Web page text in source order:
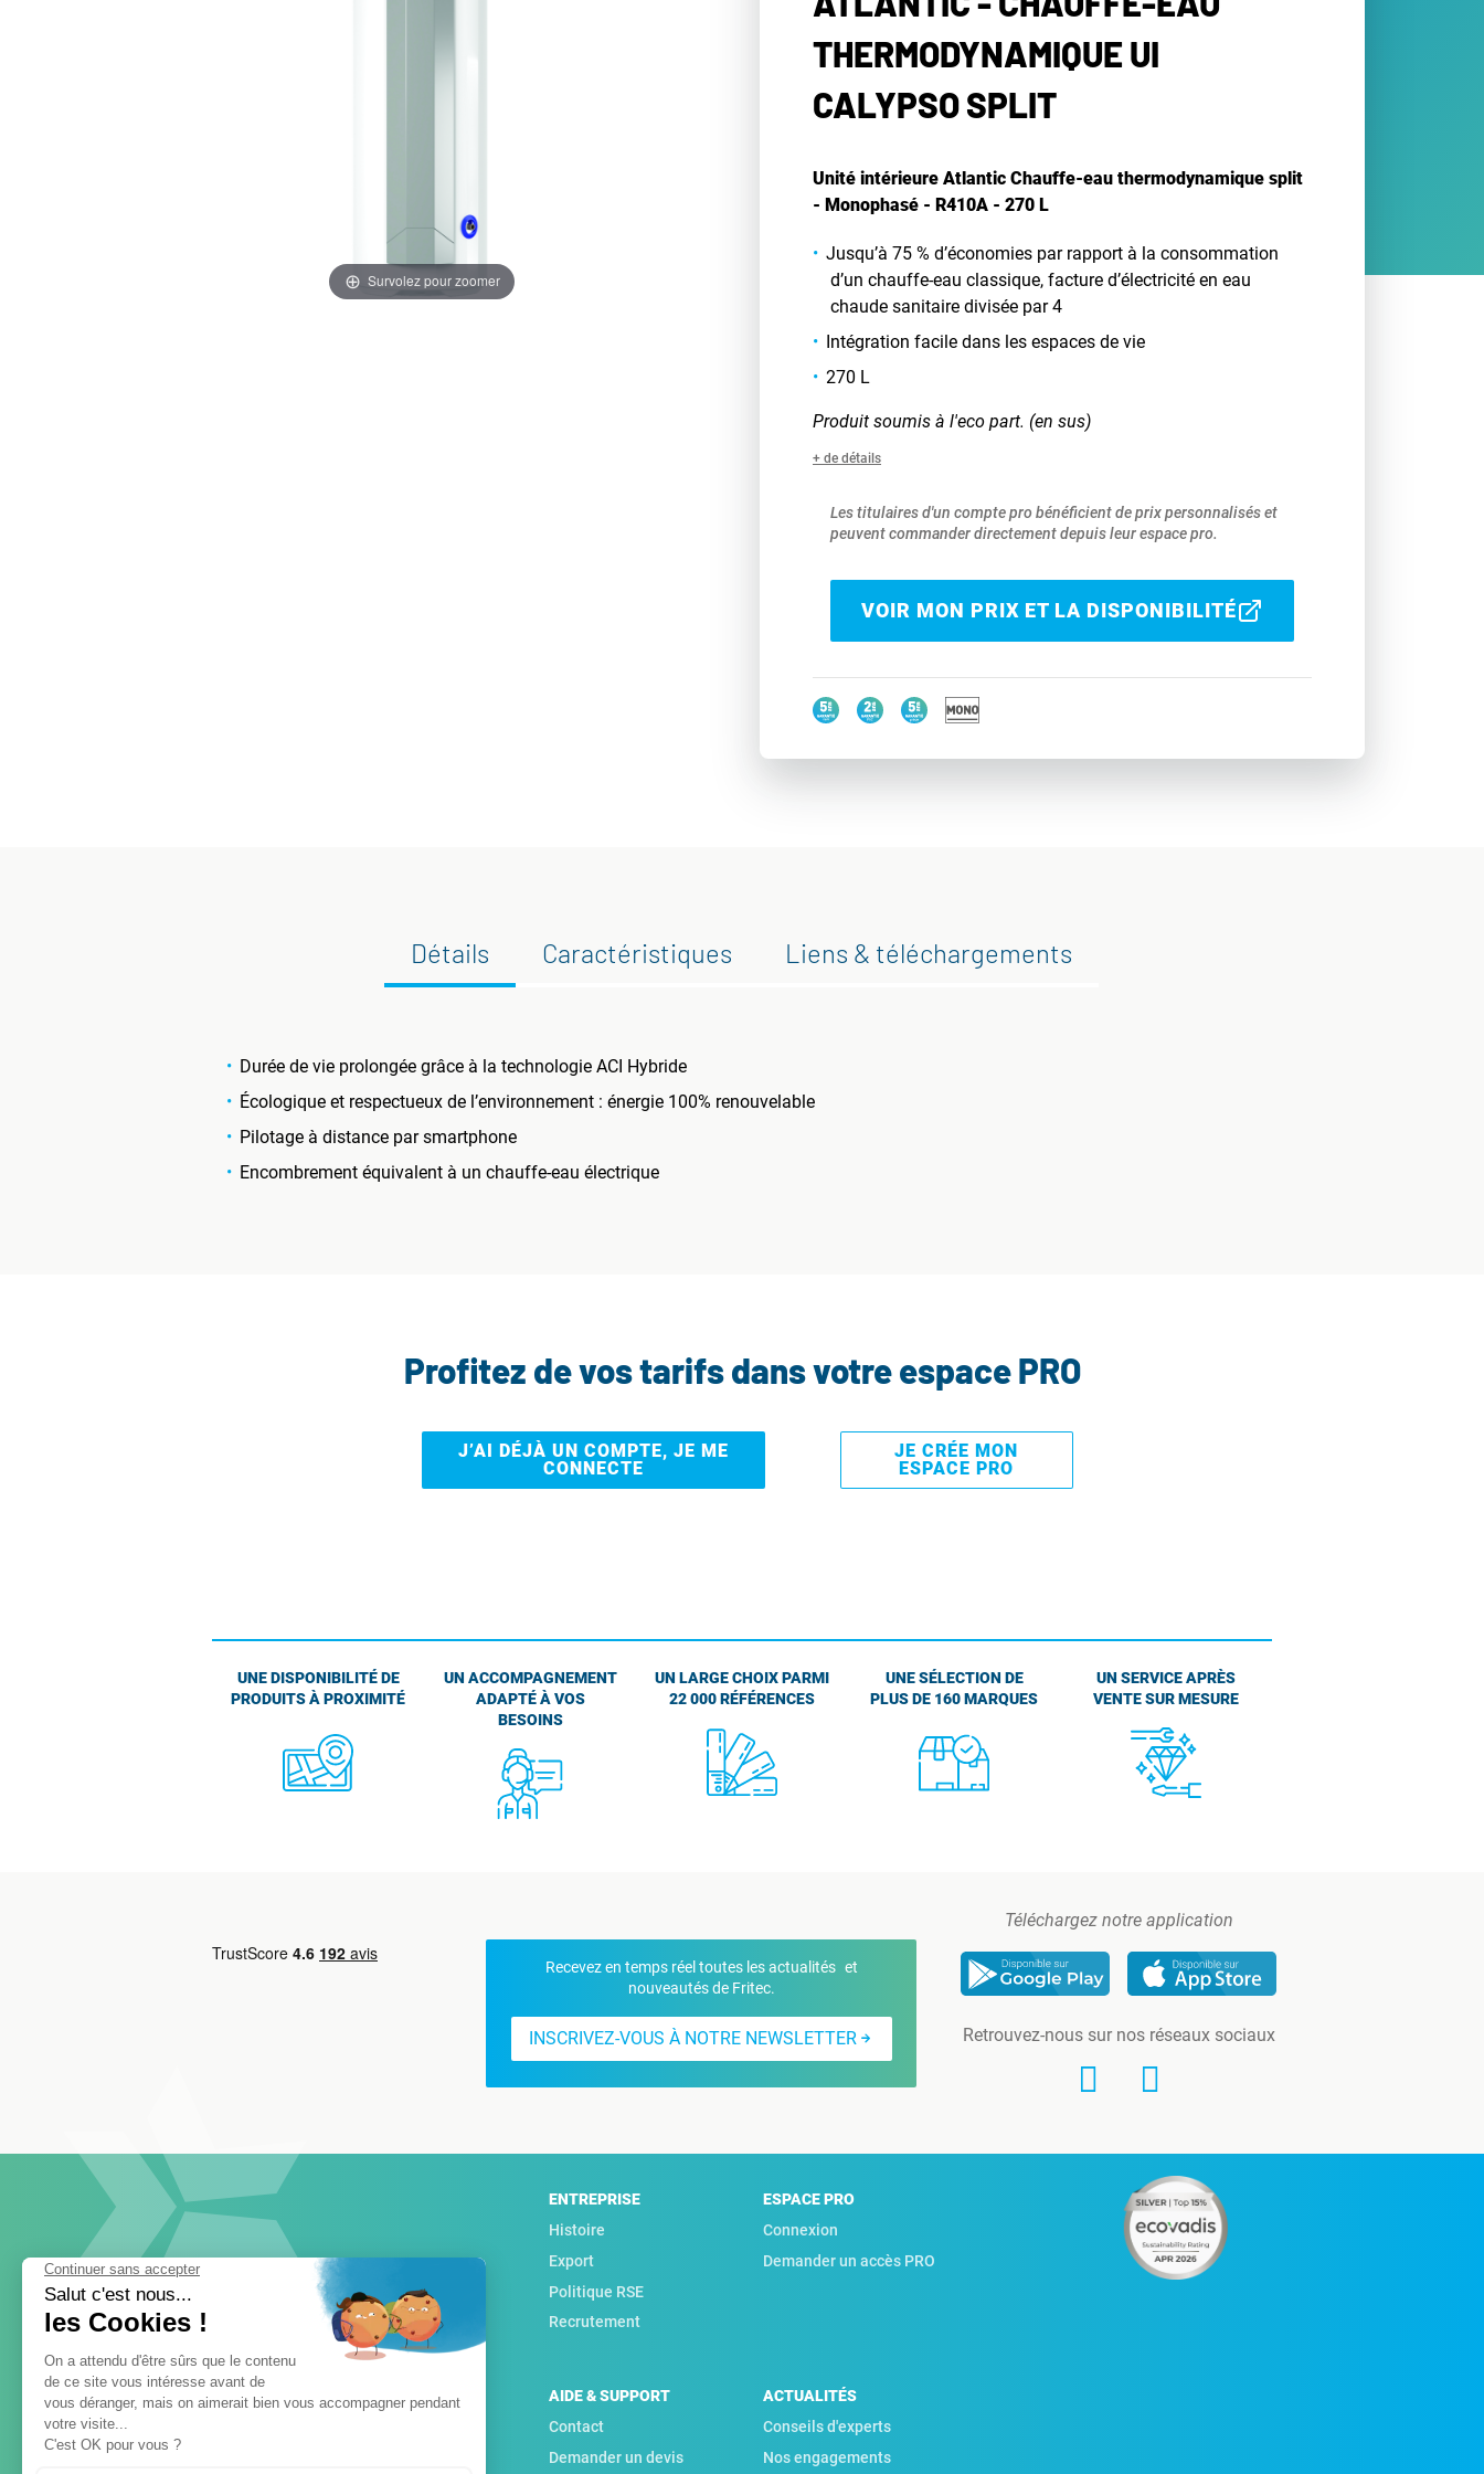
Survolez pour zoomer
THERMODYNAMIQUE UI
CALYPSO SPLIT
Unité intérieure Atlantic Chauffe-eau thermodynamique split
- Monophasé - R410A - 270 L
Jusqu’à 75 % d’économies par rapport à la consommation
d’un chauffe-eau classique, facture d’électricité en eau
chaude sanitaire divisée par 4
Intégration facile dans les espaces de vie
270 L
Produit soumis à l'eco part. (en sus)
+ de détails
Les titulaires d'un compte pro bénéficient de prix personnalisés et
peuvent commander directement depuis leur espace pro.
VOIR MON PRIX ET LA DISPONIBILITÉ
Détails Caractéristiques Liens & téléchargements
Durée de vie prolongée grâce à la technologie ACI Hybride
Écologique et respectueux de l’environnement : énergie 100% renouvelable
Pilotage à distance par smartphone
Encombrement équivalent à un chauffe-eau électrique
Profitez de vos tarifs dans votre espace PRO
J’AI DÉJÀ UN COMPTE, JE ME
CONNECTE
JE CRÉE MON
ESPACE PRO
UNE DISPONIBILITÉ DE
PRODUITS À PROXIMITÉ
UN ACCOMPAGNEMENT
ADAPTÉ À VOS
BESOINS
UN LARGE CHOIX PARMI
22 000 RÉFÉRENCES
UNE SÉLECTION DE
PLUS DE 160 MARQUES
UN SERVICE APRÈS
VENTE SUR MESURE
Recevez en temps réel toutes les actualités et
nouveautés de Fritec.
INSCRIVEZ-VOUS À NOTRE NEWSLETTER
Téléchargez notre application
Retrouvez-nous sur nos réseaux sociaux
ENTREPRISE
Histoire
Export
Politique RSE
Recrutement
ESPACE PRO
Connexion
Demander un accès PRO
AIDE & SUPPORT
Contact
Demander un devis
ACTUALITÉS
Conseils d'experts
Nos engagements